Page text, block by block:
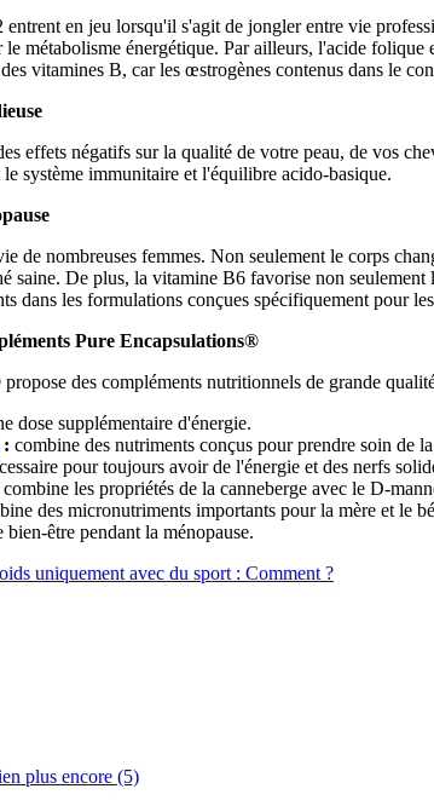
en jeu lorsqu'il s'agit de jongler entre vie
le métabolisme énergétique. Par ailleurs, l'acide
vitamines B, car les œstrogènes contenus dans le
effets négatifs sur la qualité de votre peau, de vos
le système immunitaire et l'équilibre acido-basique.
de nombreuses femmes. Non seulement le corps
saine. De plus, la vitamine B6 favorise non
dans les formulations conçues spécifiquement pour
Pure Encapsulations®
des compléments nutritionnels de grande
dose supplémentaire d'énergie.
: combine des nutriments conçus pour prendre soin de
pour toujours avoir de l'énergie et des nerfs
combine les propriétés de la canneberge avec le D-
des micronutriments importants pour la mère et le
bien-être pendant la ménopause.
uniquement avec du sport : Comment ?
plus encore (5)